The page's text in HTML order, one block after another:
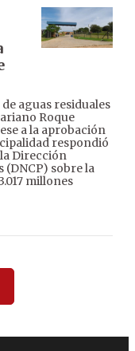
aguas residuales
Roque
a la aprobación
respondió
Dirección
(DNCP) sobre la
millones